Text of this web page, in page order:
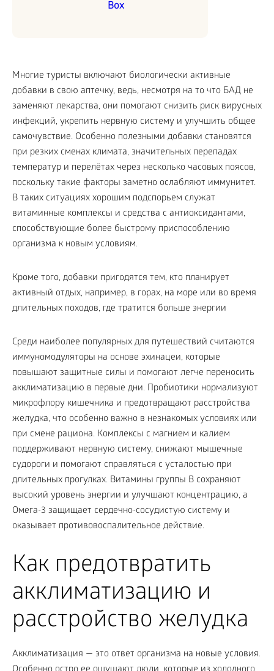
Box
Многие туристы включают биологически активные
добавки в свою аптечку, ведь, несмотря на то что БАД не
заменяют лекарства, они помогают снизить риск вирусных
инфекций, укрепить нервную систему и улучшить общее
самочувствие. Особенно полезными добавки становятся
при резких сменах климата, значительных перепадах
температур и перелётах через несколько часовых поясов,
поскольку такие факторы заметно ослабляют иммунитет.
В таких ситуациях хорошим подспорьем служат
витаминные комплексы и средства с антиоксидантами,
способствующие более быстрому приспособлению
организма к новым условиям.
Кроме того, добавки пригодятся тем, кто планирует
активный отдых, например, в горах, на море или во время
длительных походов, где тратится больше энергии
Среди наиболее популярных для путешествий считаются
иммуномодуляторы на основе эхинацеи, которые
повышают защитные силы и помогают легче переносить
акклиматизацию в первые дни. Пробиотики нормализуют
микрофлору кишечника и предотвращают расстройства
желудка, что особенно важно в незнакомых условиях или
при смене рациона. Комплексы с магнием и калием
поддерживают нервную систему, снижают мышечные
судороги и помогают справляться с усталостью при
длительных прогулках. Витамины группы B сохраняют
высокий уровень энергии и улучшают концентрацию, а
Омега-3 защищает сердечно-сосудистую систему и
оказывает противовоспалительное действие.
Как предотвратить
акклиматизацию и
расстройство желудка
Акклиматизация — это ответ организма на новые условия.